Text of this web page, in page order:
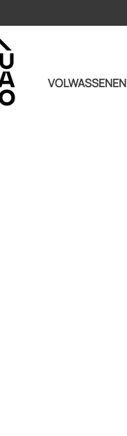
VOLWASSENEN